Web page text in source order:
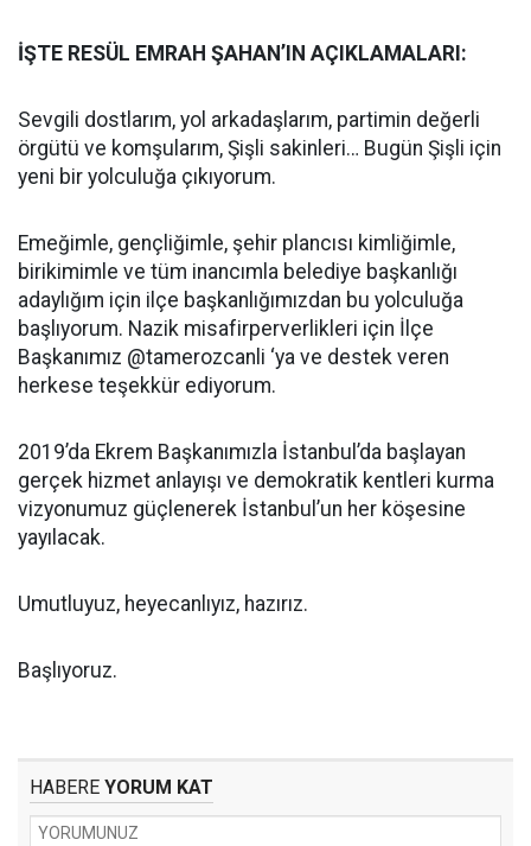
İŞTE RESÜL EMRAH ŞAHAN’IN AÇIKLAMALARI:
Sevgili dostlarım, yol arkadaşlarım, partimin değerli
örgütü ve komşularım, Şişli sakinleri… Bugün Şişli için
yeni bir yolculuğa çıkıyorum.
Emeğimle, gençliğimle, şehir plancısı kimliğimle,
birikimimle ve tüm inancımla belediye başkanlığı
adaylığım için ilçe başkanlığımızdan bu yolculuğa
başlıyorum. Nazik misafirperverlikleri için İlçe
Başkanımız @tamerozcanli ‘ya ve destek veren
herkese teşekkür ediyorum.
2019’da Ekrem Başkanımızla İstanbul’da başlayan
gerçek hizmet anlayışı ve demokratik kentleri kurma
vizyonumuz güçlenerek İstanbul’un her köşesine
yayılacak.
Umutluyuz, heyecanlıyız, hazırız.
Başlıyoruz.
HABERE YORUM KAT